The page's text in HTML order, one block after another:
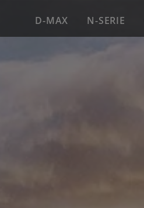
D-MAX N-SERIE